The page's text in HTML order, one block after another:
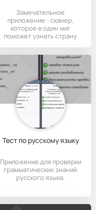
Замечательное
приложение - сканер,
которое в один миг
поможет узнать страну
Тест по русскому языку
Приложение для проверки
грамматических знаний
русского языка.